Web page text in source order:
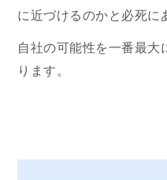
に近づけるのかと必死に
自社の可能性を一番最大
ります。